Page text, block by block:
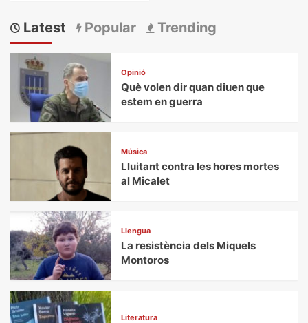
Latest Popular Trending
Opinió
Què volen dir quan diuen que
estem en guerra
Música
Lluitant contra les hores mortes
al Micalet
Llengua
La resistència dels Miquels
Montoros
Literatura